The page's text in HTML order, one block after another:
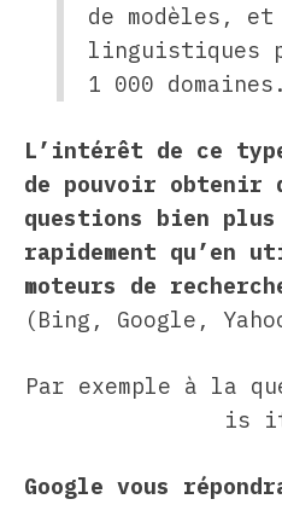
de modèles,
linguistiques
1 000
L’intérêt de ce
de pouvoir obtenir
questions bien
rapidement qu’en
moteurs de
(Bing, Google,
Par exemple à la
is
Google vous